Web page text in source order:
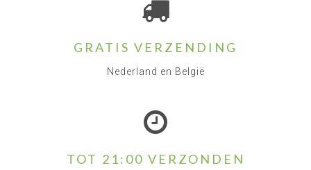
GRATIS VERZENDING
Nederland en België
TOT 21:00 VERZONDEN